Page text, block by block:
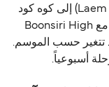
يوجد 22 رحلات أسبوعياً من ليم سوك (Laem Sok) إلى كوه كود
(آو سلاد بيير) ((Koh Kood (Ao Salad Pier) مع Boonsiri High